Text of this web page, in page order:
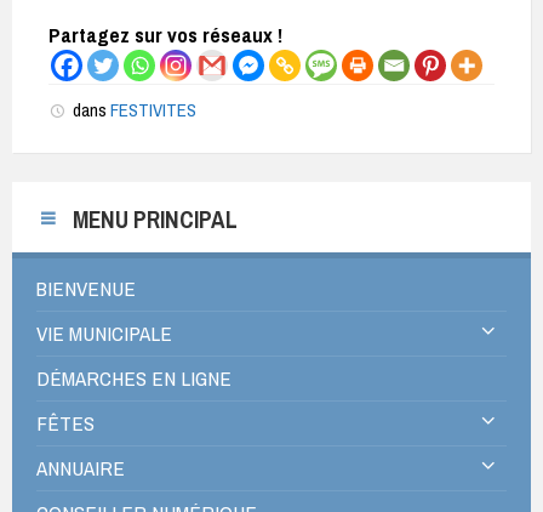
Partagez sur vos réseaux !
dans FESTIVITES
MENU PRINCIPAL
BIENVENUE
VIE MUNICIPALE
DÉMARCHES EN LIGNE
FÊTES
ANNUAIRE